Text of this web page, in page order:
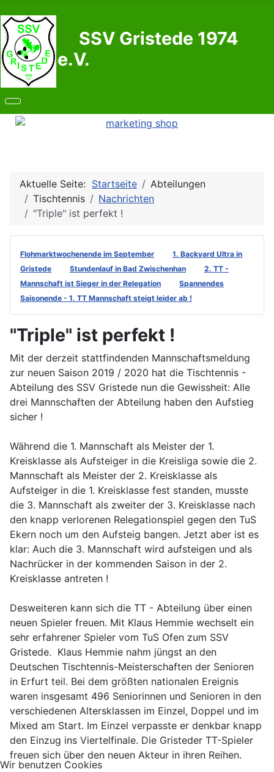
SSV Gristede 1974
e.V.
Aktuelle Seite: Startseite
Abteilungen
Tischtennis
Nachrichten
"Triple" ist perfekt !
Flohmarktwochenende im September
1. Backyard Ultra in
Gristede
Stundenlauf in Bad Zwischenhan
2. TT -
Mannschaft ist Sieger in der Relegation
Spannendes
Saisonende - 1. TT Mannschaft steigt leider ab !
"Triple" ist perfekt !
Mit der derzeit stattfindenden Mannschaftsmeldung
zur neuen Saison 2019 / 2020 hat die Tischtennis -
Abteilung des SSV Gristede nun die Gewissheit: Alle
drei Mannschaften der Abteilung haben den Aufstieg
sicher !
Während die 1. Mannschaft als Meister der 1.
Kreisklasse als Aufsteiger in die Kreisliga sowie die 2.
Mannschaft als Meister der 2. Kreisklasse als
Aufsteiger in die 1. Kreisklasse fest standen, musste
die 3. Mannschaft als zweiter der 3. Kreisklasse nach
den knapp verlorenen Relegationspiel gegen den TuS
Ekern noch um den Aufsteig bangen. Jetzt aber ist es
klar: Auch die 3. Mannschaft wird aufsteigen und als
Nachrücker in der kommenden Saison in der 2.
Kreisklasse antreten !
Desweiteren kann sich die TT - Abteilung über einen
neuen Spieler freuen. Mit Klaus Hemmie wechselt ein
sehr erfahrener Spieler vom TuS Ofen zum SSV
Gristede. Klaus Hemmie nahm jüngst an den
Deutschen Tischtennis-Meisterschaften der Senioren
in Erfurt teil. Bei dem größten nationalen Ereignis
waren insgesamt 496 Seniorinnen und Senioren in den
verschiedenen Altersklassen im Einzel, Doppel und im
Mixed am Start. Im Einzel verpasste er denkbar knapp
den Einzug ins Viertelfinale. Die Gristeder TT-Spieler
freuen sich über den neuen Akteur in ihren Reihen.
Wir benutzen Cookies